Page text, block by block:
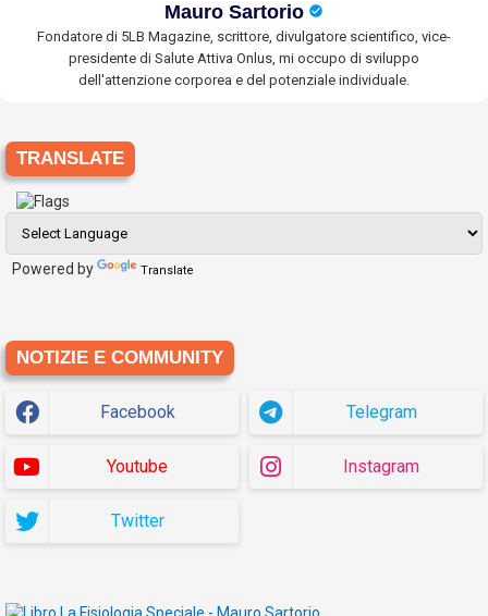
Mauro Sartorio
Fondatore di 5LB Magazine, scrittore, divulgatore scientifico, vice-
presidente di Salute Attiva Onlus, mi occupo di sviluppo
dell'attenzione corporea e del potenziale individuale.
TRANSLATE
Powered by Translate
NOTIZIE E COMMUNITY
Facebook Telegram
Youtube Instagram
Twitter